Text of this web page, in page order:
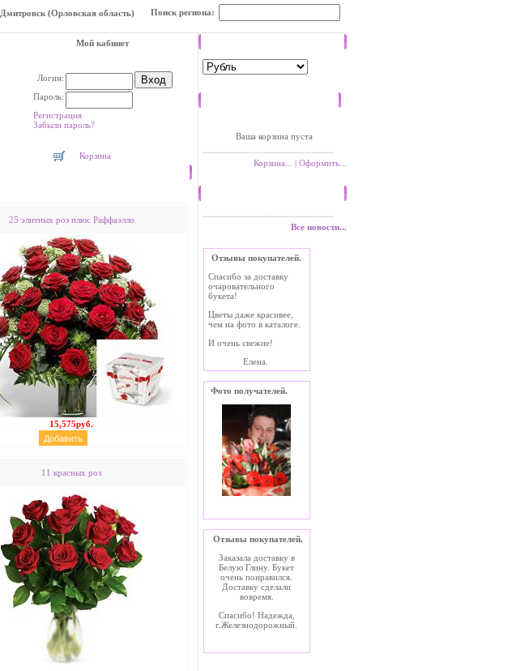
Дмитровск (Орловская область) Поиск региона:
Мой кабинет
Логин:
Пароль:
Регистрация
Забыли пароль?
Корзина
25 элитных роз плюс Раффаэлло
15,575руб.
11 красных роз
Ваша корзина пуста
Корзина... | Оформить...
Все новости...
Отзывы покупателей.
Спасибо за доставку
очаровательного
букета!
Цветы даже красивее,
чем на фото в каталоге.
И очень свежие!
Елена.
Фото получателей.
Отзывы покупателей.
Заказала доставку в
Белую Глину. Букет
очень понравился.
Доставку сделали
вовремя.
Спасибо! Надежда,
г.Железнодорожный.